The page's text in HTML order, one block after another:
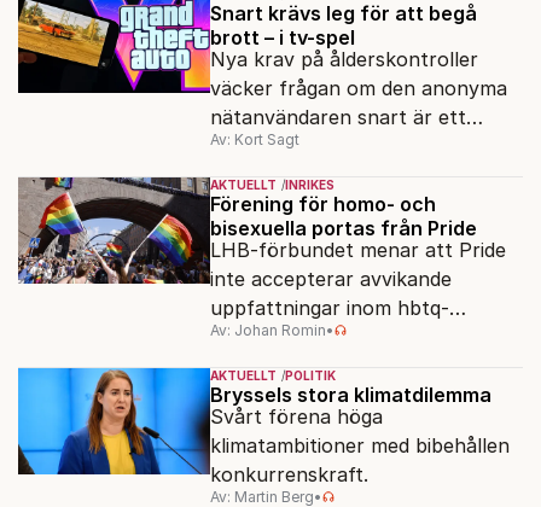
Snart krävs leg för att begå
brott – i tv-spel
Nya krav på ålderskontroller
väcker frågan om den anonyma
nätanvändaren snart är ett
minne blott.
Av: Kort Sagt
AKTUELLT INRIKES
Förening för homo- och
bisexuella portas från Pride
LHB-förbundet menar att Pride
inte accepterar avvikande
uppfattningar inom hbtq-
rörelsen. "Vi har inga problem
med transpersoner", säger
ordföranden Linn Saarinen.
Av: Johan Romin•
AKTUELLT POLITIK
Bryssels stora klimatdilemma
Svårt förena höga
klimatambitioner med bibehållen
konkurrenskraft.
Av: Martin Berg•